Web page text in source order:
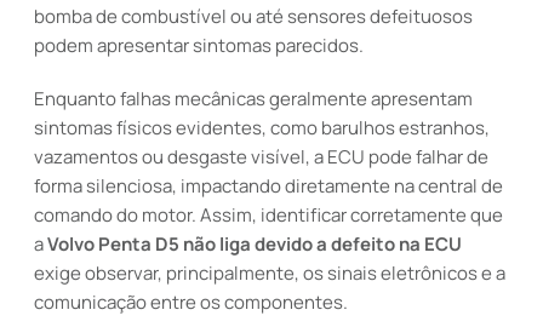
bomba de combustível ou até sensores defeituosos
podem apresentar sintomas parecidos.
Enquanto falhas mecânicas geralmente apresentam
sintomas físicos evidentes, como barulhos estranhos,
vazamentos ou desgaste visível, a ECU pode falhar de
forma silenciosa, impactando diretamente na central de
comando do motor. Assim, identificar corretamente que
aVolvo Penta D5 não liga devido a defeito na ECU
exige observar, principalmente, os sinais eletrônicos e a
comunicação entre os componentes.